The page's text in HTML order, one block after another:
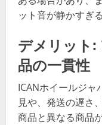
ット音が静かすぎ
デメリット:
品の一貫性
ICANホイールジャ
見や、発送の遅さ
商品と異なる商品